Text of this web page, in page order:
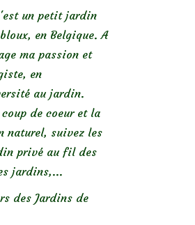
un petit jardin
en Belgique. A
ma passion et
en
au jardin.
de coeur et la
naturel, suivez les
privé au fil des
jardins,...
des Jardins de